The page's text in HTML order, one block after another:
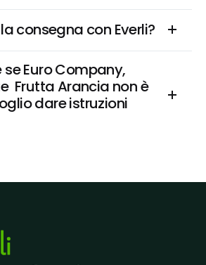
consegna con Everli?
Euro Company,
Frutta Arancia non è
dare istruzioni